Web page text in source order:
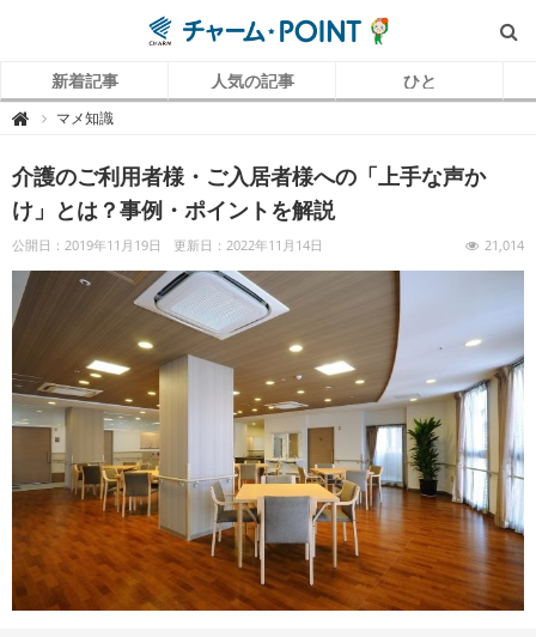
新着記事 人気の記事 ひと
 チ
P
O
I
N
（
ャ
）
｜
介
護
で
ア
ル
を
伝
え
る
情
マメ知識
介護のご利用者様・ご入居者様への「上手な声か
け」とは？事例・ポイントを解説
公開日：2019年11月19日 更新日：2022年11月14日 21,014